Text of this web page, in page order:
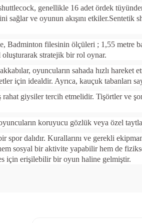
genellikle 16 adet ördek
sağlar ve oyunun akışını etkiler.Sentetik
Badminton filesinin ölçüleri ; 1,55 metre
oluşturarak stratejik bir rol oynar.
oyuncuların sahada hızlı hareket
için idealdir. Ayrıca, kauçuk tabanları
giysiler tercih etmelidir. Tişörtler ve
koruyucu gözlük veya özel
dalıdır. Kurallarını ve gerekli
sosyal bir aktivite yapabilir hem de
için erişilebilir bir oyun haline gelmiştir.